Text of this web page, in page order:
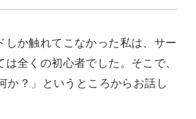
しか触れてこなかった私は、サー
全くの初心者でした。そこで、
か？」というところからお話し